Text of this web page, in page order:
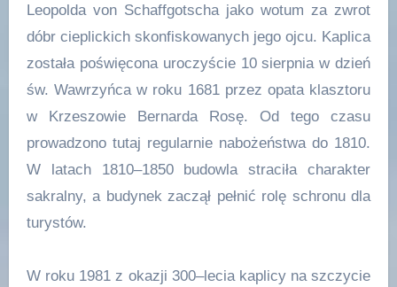
Leopolda von Schaffgotscha jako wotum za zwrot
dóbr cieplickich skonfiskowanych jego ojcu. Kaplica
została poświęcona uroczyście 10 sierpnia w dzień
św. Wawrzyńca w roku 1681 przez opata klasztoru
w Krzeszowie Bernarda Rosę. Od tego czasu
prowadzono tutaj regularnie nabożeństwa do 1810.
W latach 1810–1850 budowla straciła charakter
sakralny, a budynek zaczął pełnić rolę schronu dla
turystów.
W roku 1981 z okazji 300–lecia kaplicy na szczycie